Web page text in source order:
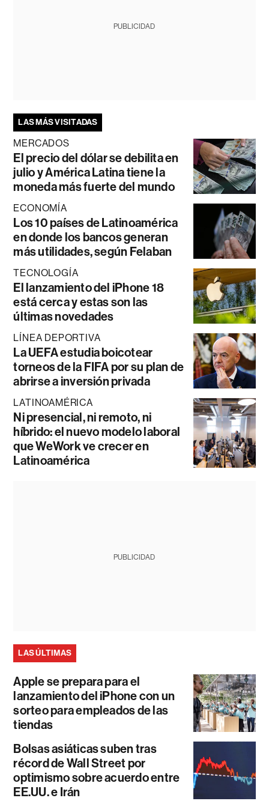
PUBLICIDAD
LAS MÁS VISITADAS
MERCADOS
El precio del dólar se debilita en
julio y América Latina tiene la
moneda más fuerte del mundo
ECONOMÍA
Los 10 países de Latinoamérica
en donde los bancos generan
más utilidades, según Felaban
TECNOLOGÍA
El lanzamiento del iPhone 18
está cerca y estas son las
últimas novedades
LÍNEA DEPORTIVA
La UEFA estudia boicotear
torneos de la FIFA por su plan de
abrirse a inversión privada
LATINOAMÉRICA
Ni presencial, ni remoto, ni
híbrido: el nuevo modelo laboral
que WeWork ve crecer en
Latinoamérica
PUBLICIDAD
LAS ÚLTIMAS
Apple se prepara para el
lanzamiento del iPhone con un
sorteo para empleados de las
tiendas
Bolsas asiáticas suben tras
récord de Wall Street por
optimismo sobre acuerdo entre
EE.UU. e Irán